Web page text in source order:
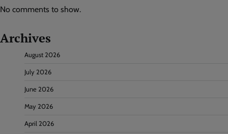
No comments to show.
Archives
August 2026
July 2026
June 2026
May 2026
April 2026